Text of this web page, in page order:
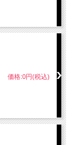
価格:0円(税込)